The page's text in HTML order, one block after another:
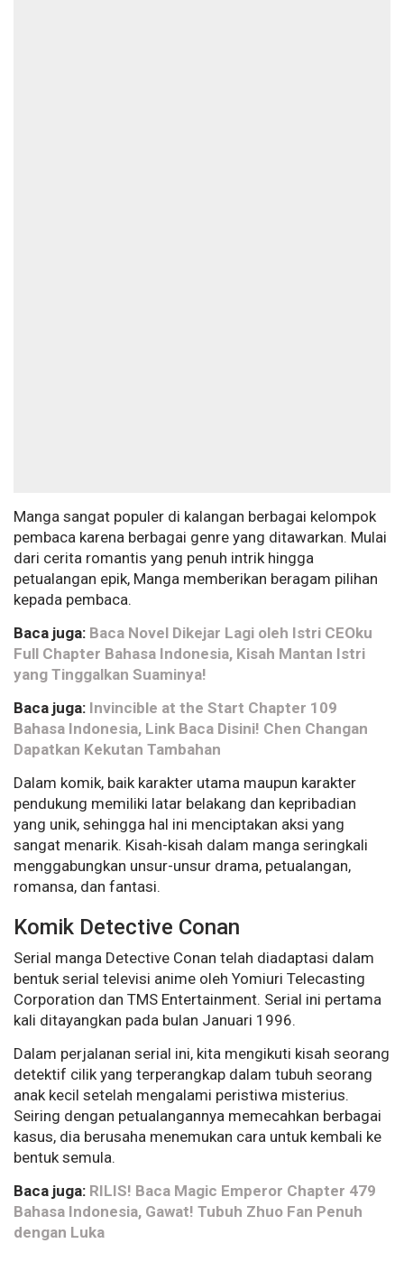
Manga sangat populer di kalangan berbagai kelompok
pembaca karena berbagai genre yang ditawarkan. Mulai
dari cerita romantis yang penuh intrik hingga
petualangan epik, Manga memberikan beragam pilihan
kepada pembaca.
Baca juga: Baca Novel Dikejar Lagi oleh Istri CEOku
Full Chapter Bahasa Indonesia, Kisah Mantan Istri
yang Tinggalkan Suaminya!
Baca juga: Invincible at the Start Chapter 109
Bahasa Indonesia, Link Baca Disini! Chen Changan
Dapatkan Kekutan Tambahan
Dalam komik, baik karakter utama maupun karakter
pendukung memiliki latar belakang dan kepribadian
yang unik, sehingga hal ini menciptakan aksi yang
sangat menarik. Kisah-kisah dalam manga seringkali
menggabungkan unsur-unsur drama, petualangan,
romansa, dan fantasi.
Komik Detective Conan
Serial manga Detective Conan telah diadaptasi dalam
bentuk serial televisi anime oleh Yomiuri Telecasting
Corporation dan TMS Entertainment. Serial ini pertama
kali ditayangkan pada bulan Januari 1996.
Dalam perjalanan serial ini, kita mengikuti kisah seorang
detektif cilik yang terperangkap dalam tubuh seorang
anak kecil setelah mengalami peristiwa misterius.
Seiring dengan petualangannya memecahkan berbagai
kasus, dia berusaha menemukan cara untuk kembali ke
bentuk semula.
Baca juga: RILIS! Baca Magic Emperor Chapter 479
Bahasa Indonesia, Gawat! Tubuh Zhuo Fan Penuh
dengan Luka